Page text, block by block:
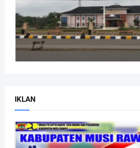
IKLAN